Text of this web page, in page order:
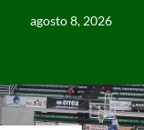
agosto 8, 2026